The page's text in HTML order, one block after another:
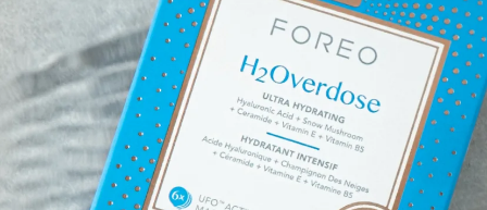
Мои приборы
Мои заказы
Мои адреса
Мои подписки
FAQ™ Pure Beauty-Tech Elixir
issa™ Teeth Whitening Set
Deutsch
Español
Français
Italiano
Português
Polski
Svenska
Русский
Türkçe
简体中文 繁體中文